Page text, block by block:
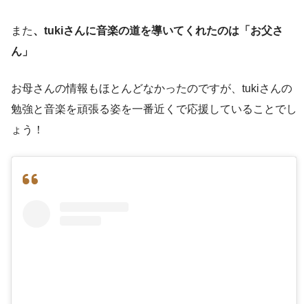
また、tukiさんに音楽の道を導いてくれたのは「お父さ
ん」
お母さんの情報もほとんどなかったのですが、tukiさんの
勉強と音楽を頑張る姿を一番近くで応援していることでし
ょう！